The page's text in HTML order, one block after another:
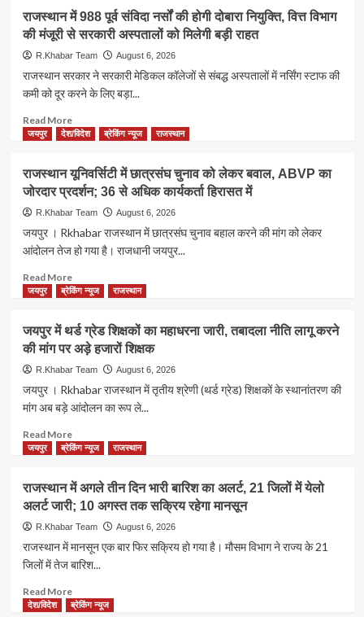
उपखण्ड
कार्यालय
पूगल
में
पदों
को
की
बार
एसोसिएशन
ने
के
नाम
ज्ञापन
राजस्थान में 988 पूर्व संविदा नर्सों की होगी दोबारा नियुक्ति, वित्त विभाग
की मंजूरी से सरकारी अस्पतालों को मिलेगी बड़ी राहत
R.Khabar Team August 6, 2026
राजस्थान सरकार ने सरकारी मेडिकल कॉलेजों से संबद्ध अस्पतालों में नर्सिंग स्टाफ की
कमी को दूर करने के लिए बड़ा...
Read MoreRead
more
राजस्थान
में
988
पूर्व
संविदा
नर्सों
की
दोबारा
विभाग
की
मंजूरी
सरकारी
अस्पतालों
मिलेगी
बड़ी
जयपुर देश/विदेश ब्रेकिंग न्यूज राजस्थान
राजस्थान यूनिवर्सिटी में छात्रसंघ चुनाव को लेकर बवाल, ABVP का
जोरदार प्रदर्शन; 36 से अधिक कार्यकर्ता हिरासत में
R.Khabar Team August 6, 2026
जयपुर । Rkhabar राजस्थान में छात्रसंघ चुनाव बहाल करने की मांग को लेकर
आंदोलन तेज हो गया है। राजधानी जयपुर...
Read MoreRead
more
राजस्थान
यूनिवर्सिटी
में
छात्रसंघ
चुनाव
लेकर
ABVP
प्रदर्शन;
36
से
कार्यकर्ता
हिरासत
जयपुर ब्रेकिंग न्यूज राजस्थान
जयपुर में थर्ड ग्रेड शिक्षकों का महाधरना जारी, तबादला नीति लागू करने
की मांग पर अड़े हजारों शिक्षक
R.Khabar Team August 6, 2026
जयपुर । Rkhabar राजस्थान में तृतीय श्रेणी (थर्ड ग्रेड) शिक्षकों के स्थानांतरण की
मांग अब बड़े आंदोलन का रूप ले...
Read MoreRead
more
जयपुर
में
थर्ड
ग्रेड
महाधरना
तबादला
जयपुर ब्रेकिंग न्यूज राजस्थान
राजस्थान में अगले तीन दिन भारी बारिश का अलर्ट, 21 जिलों में येलो
अलर्ट जारी; 10 अगस्त तक सक्रिय रहेगा मानसून
R.Khabar Team August 6, 2026
राजस्थान में मानसून एक बार फिर सक्रिय हो गया है। मौसम विभाग ने राज्य के 21
जिलों में तेज बारिश...
Read MoreRead
more
देश/विदेश ब्रेकिंग न्यूज